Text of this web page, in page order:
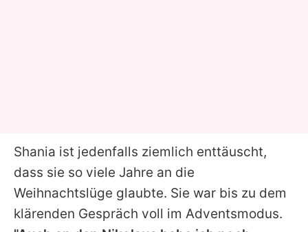
Shania ist jedenfalls ziemlich enttäuscht,
dass sie so viele Jahre an die
Weihnachtslüge glaubte. Sie war bis zu dem
klärenden Gespräch voll im Adventsmodus.